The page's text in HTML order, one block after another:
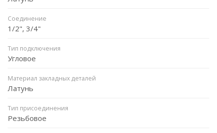
Соединение
1/2", 3/4"
Тип подключения
Угловое
Материал закладных деталей
Латунь
Тип присоединения
Резьбовое